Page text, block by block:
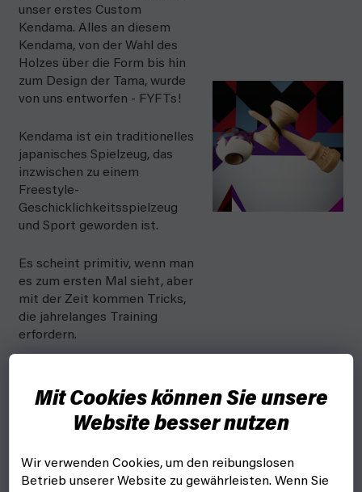
Mit Cookies können Sie unsere
Website besser nutzen
Wir verwenden Cookies, um den reibungslosen
Betrieb unserer Website zu gewährleisten. Wenn Sie
unser erstes Custom
Kendama. Alles an diesem
Kendama, von der Wahl des
Holzes über die Form bis hin
zum Design der Tama, wurde
von uns entworfen - FYFTs!
Kendama ist ein traditionelles
japanisches Spielzeug, das
inzwischen zu einem
Freestyle-
Geschicklichkeitsspielzeug
und Sport geworden ist.
Es scheint primitiv, wenn man
es zum ersten Mal sieht, aber
mit der Zeit kommen Tricks,
die jahrelanges Training
erfordern.
FYFT-Form,
klebriges Tama
Wir haben unsere
Erfahrung genutzt und